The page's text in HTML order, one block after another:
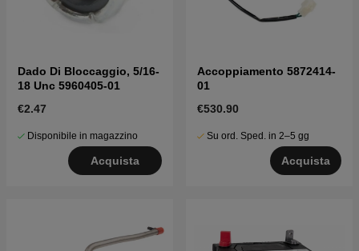
Dado Di Bloccaggio, 5/16-
18 Unc 5960405-01
€2.47
Disponibile in magazzino
Acquista
Accoppiamento 5872414-
01
€530.90
Su ord. Sped. in 2–5 gg
Acquista